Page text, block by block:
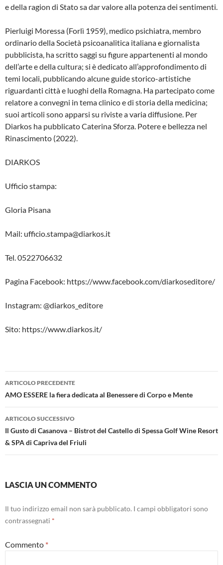
e della ragion di Stato sa dar valore alla potenza dei sentimenti.
Pierluigi Moressa (Forlì 1959), medico psichiatra, membro
ordinario della Società psicoanalitica italiana e giornalista
pubblicista, ha scritto saggi su figure appartenenti al mondo
dell’arte e della cultura; si è dedicato all’approfondimento di
temi locali, pubblicando alcune guide storico-artistiche
riguardanti città e luoghi della Romagna. Ha partecipato come
relatore a convegni in tema clinico e di storia della medicina;
suoi articoli sono apparsi su riviste a varia diffusione. Per
Diarkos ha pubblicato Caterina Sforza. Potere e bellezza nel
Rinascimento (2022).
DIARKOS
Ufficio stampa:
Gloria Pisana
Mail: ufficio.stampa@diarkos.it
Tel. 0522706632
Pagina Facebook: https://www.facebook.com/diarkoseditore/
Instagram: @diarkos_editore
Sito: https://www.diarkos.it/
Navigazione
articolo
ARTICOLO PRECEDENTE
AMO ESSERE la fiera dedicata al Benessere di Corpo e Mente
ARTICOLO SUCCESSIVO
Il Gusto di Casanova – Bistrot del Castello di Spessa Golf Wine Resort
& SPA di Capriva del Friuli
LASCIA UN COMMENTO
Il tuo indirizzo email non sarà pubblicato. I campi obbligatori sono
contrassegnati *
Commento *